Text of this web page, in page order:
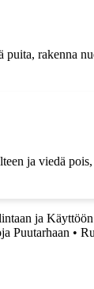
rakenna
ja viedä
ja Käyttöön
Puutarhaan •